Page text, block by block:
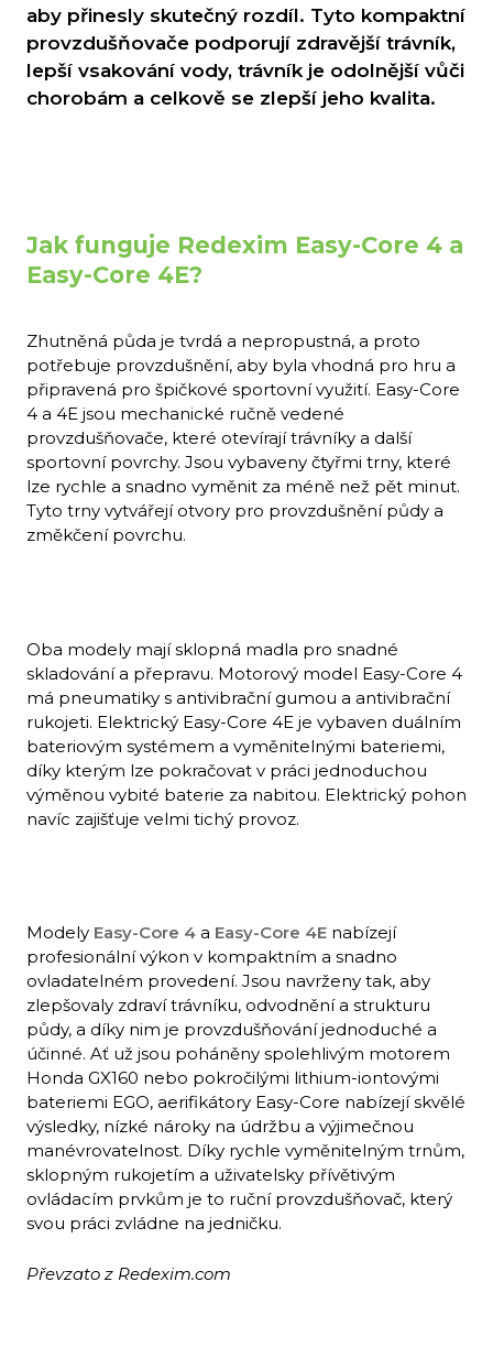
aby přinesly skutečný rozdíl. Tyto kompaktní
provzdušňovače podporují zdravější trávník,
lepší vsakování vody, trávník je odolnější vůči
chorobám a celkově se zlepší jeho kvalita.
Jak funguje Redexim Easy-Core 4 a
Easy-Core 4E?
Zhutněná půda je tvrdá a nepropustná, a proto
potřebuje provzdušnění, aby byla vhodná pro hru a
připravená pro špičkové sportovní využití. Easy-Core
4 a 4E jsou mechanické ručně vedené
provzdušňovače, které otevírají trávníky a další
sportovní povrchy. Jsou vybaveny čtyřmi trny, které
lze rychle a snadno vyměnit za méně než pět minut.
Tyto trny vytvářejí otvory pro provzdušnění půdy a
změkčení povrchu.
Oba modely mají sklopná madla pro snadné
skladování a přepravu. Motorový model Easy-Core 4
má pneumatiky s antivibrační gumou a antivibrační
rukojeti. Elektrický Easy-Core 4E je vybaven duálním
bateriovým systémem a vyměnitelnými bateriemi,
díky kterým lze pokračovat v práci jednoduchou
výměnou vybité baterie za nabitou. Elektrický pohon
navíc zajišťuje velmi tichý provoz.
Modely Easy-Core 4 a Easy-Core 4E nabízejí
profesionální výkon v kompaktním a snadno
ovladatelném provedení. Jsou navrženy tak, aby
zlepšovaly zdraví trávníku, odvodnění a strukturu
půdy, a díky nim je provzdušňování jednoduché a
účinné. Ať už jsou poháněny spolehlivým motorem
Honda GX160 nebo pokročilými lithium-iontovými
bateriemi EGO, aerifikátory Easy-Core nabízejí skvělé
výsledky, nízké nároky na údržbu a výjimečnou
manévrovatelnost. Díky rychle vyměnitelným trnům,
sklopným rukojetím a uživatelsky přívětivým
ovládacím prvkům je to ruční provzdušňovač, který
svou práci zvládne na jedničku.
Převzato z Redexim.com